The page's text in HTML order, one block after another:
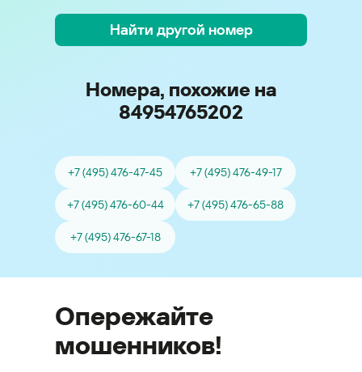
Найти другой номер
Номера, похожие на
84954765202
+7 (495) 476-47-45 +7 (495) 476-49-17
+7 (495) 476-60-44 +7 (495) 476-65-88
+7 (495) 476-67-18
Опережайте
мошенников!